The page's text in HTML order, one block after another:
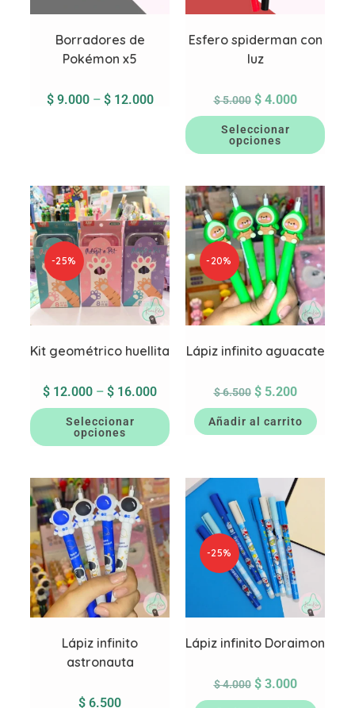
Borradores de
Pokémon x5
$9.000 – $12.000
Esfero spiderman con
luz
$5.000 $4.000
Seleccionar
opciones
-25%
Kit geométrico huellita
$ 12.000 – $ 16.000
Seleccionar
opciones
-20%
Lápiz infinito aguacate
$6.500 $5.200
Añadir al carrito
Lápiz infinito
astronauta
$ 6.500
-25%
Lápiz infinito Doraimon
$4.000 $3.000